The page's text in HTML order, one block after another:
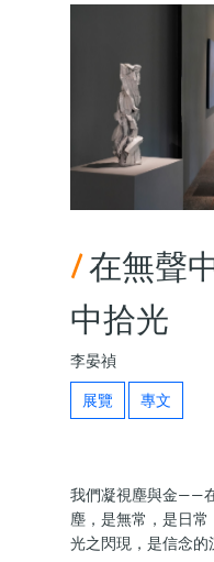
/在無聲
中拾光
李晏禎
展覽 專文
我們凝視塵與金——
塵，是無常，是日
光之閃現，是信念的